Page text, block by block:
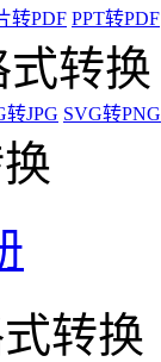
转PDF PPT转PDF
式转换
转JPG SVG转PNG
转换